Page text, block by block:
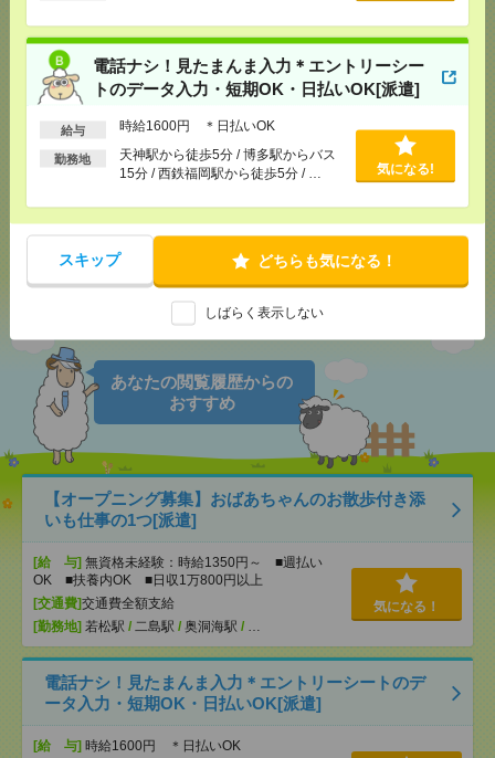
電話ナシ！見たまんま入力＊エントリーシー
トのデータ入力・短期OK・日払いOK[派遣]
給与 時給1600円 ＊日払いOK
勤務地
天神駅から徒歩5分 / 博多駅からバス
15分 / 西鉄福岡駅から徒歩5分 / …
気になる!
スキップ どちらも気になる！
しばらく表示しない
応募ページへ
気になる！ 電話応募
メールで送る LINEで送る
あなたの閲覧履歴からの
おすすめ
【オープニング募集】おばあちゃんのお散歩付き添
いも仕事の1つ[派遣]
[給 与] 無資格未経験：時給1350円～ ■週払い
OK ■扶養内OK ■日収1万800円以上
[交通費]交通費全額支給
[勤務地] 若松駅 / 二島駅 / 奥洞海駅 / …
気になる！
電話ナシ！見たまんま入力＊エントリーシートのデ
ータ入力・短期OK・日払いOK[派遣]
[給 与] 時給1600円 ＊日払いOK